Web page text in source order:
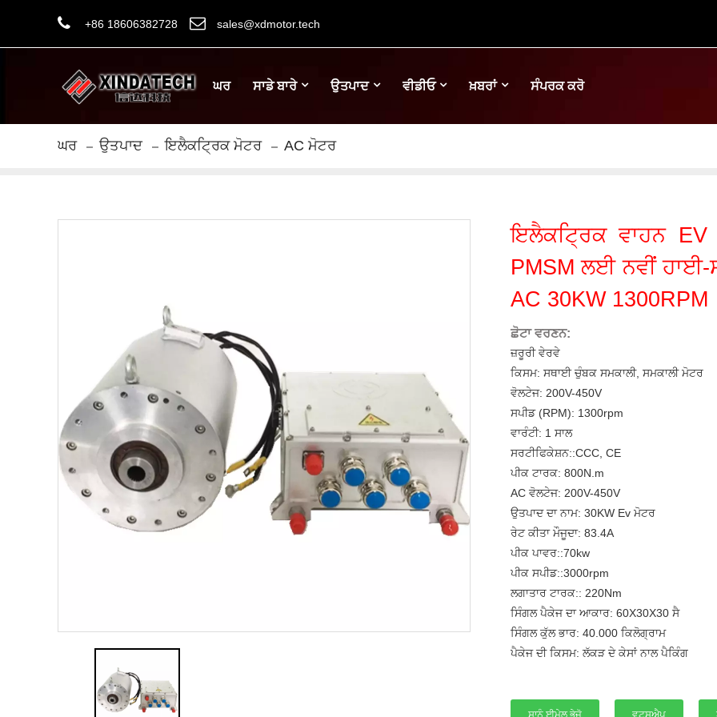
+86 18606382728 sales@xdmotor.tech
ਘਰ ਸਾਡੇ ਬਾਰੇ ਉਤਪਾਦ ਵੀਡੀਓ ਖ਼ਬਰਾਂ ਸੰਪਰਕ ਕਰੋ
ਘਰ ਉਤਪਾਦ ਇਲੈਕਟ੍ਰਿਕ ਮੋਟਰ AC ਮੋਟਰ
ਇਲੈਕਟ੍ਰਿਕ ਵਾਹਨ
PMSM ਲਈ ਨਵੀਂ ਹਾਈ-
AC 30KW 1300RPM
ਛੋਟਾ ਵਰਣਨ:
ਜ਼ਰੂਰੀ ਵੇਰਵੇ
ਕਿਸਮ: ਸਥਾਈ ਚੁੰਬਕ ਸਮਕਾਲੀ, ਸਮਕਾਲੀ ਮੋਟਰ
ਵੋਲਟੇਜ: 200V-450V
ਸਪੀਡ (RPM): 1300rpm
ਵਾਰੰਟੀ: 1 ਸਾਲ
ਸਰਟੀਫਿਕੇਸ਼ਨ::CCC, CE
ਪੀਕ ਟਾਰਕ: 800N.m
AC ਵੋਲਟੇਜ: 200V-450V
ਉਤਪਾਦ ਦਾ ਨਾਮ: 30KW Ev ਮੋਟਰ
ਰੇਟ ਕੀਤਾ ਮੌਜੂਦਾ: 83.4A
ਪੀਕ ਪਾਵਰ::70kw
ਪੀਕ ਸਪੀਡ::3000rpm
ਲਗਾਤਾਰ ਟਾਰਕ:: 220Nm
ਸਿੰਗਲ ਪੈਕੇਜ ਦਾ ਆਕਾਰ: 60X30X30 ਸੈ
ਸਿੰਗਲ ਕੁੱਲ ਭਾਰ: 40.000 ਕਿਲੋਗ੍ਰਾਮ
ਪੈਕੇਜ ਦੀ ਕਿਸਮ: ਲੱਕੜ ਦੇ ਕੇਸਾਂ ਨਾਲ ਪੈਕਿੰਗ
ਸਾਨੂੰ ਈਮੇਲ ਭੇਜੋ ਵਟਸਐਪ